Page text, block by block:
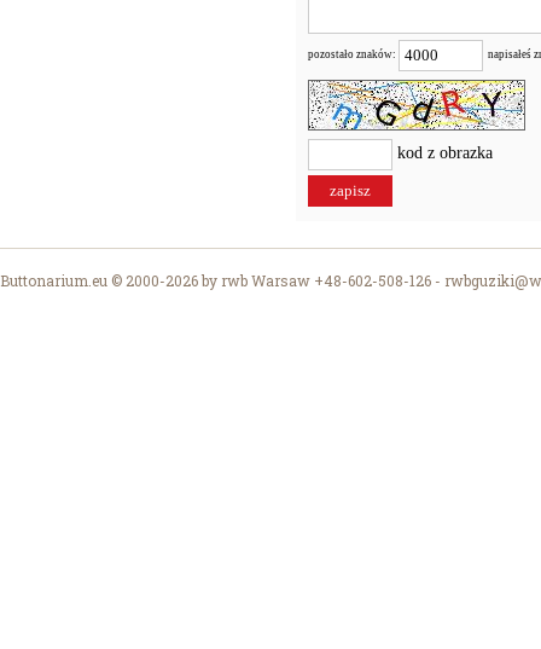
pozostało znaków: napisałeś
kod z obrazka
Buttonarium.eu © 2000-2026 by rwb Warsaw +48-602-508-126 -